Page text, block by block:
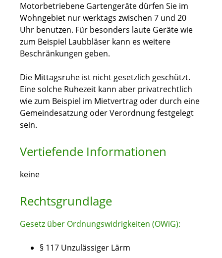
Motorbetriebene Gartengeräte dürfen Sie im
Wohngebiet nur werktags zwischen 7 und 20
Uhr benutzen. Für besonders laute Geräte wie
zum Beispiel Laubbläser kann es weitere
Beschränkungen geben.
Die Mittagsruhe ist nicht gesetzlich geschützt.
Eine solche Ruhezeit kann aber privatrechtlich
wie zum Beispiel im Mietvertrag oder durch eine
Gemeindesatzung oder Verordnung festgelegt
sein.
Vertiefende Informationen
keine
Rechtsgrundlage
Gesetz über Ordnungswidrigkeiten (OWiG):
§ 117 Unzulässiger Lärm